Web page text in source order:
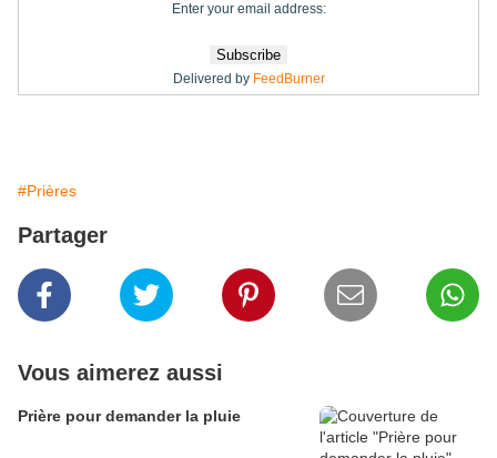
Enter your email address:
Delivered by FeedBurner
#Prières
Partager
Vous aimerez aussi
Prière pour demander la pluie